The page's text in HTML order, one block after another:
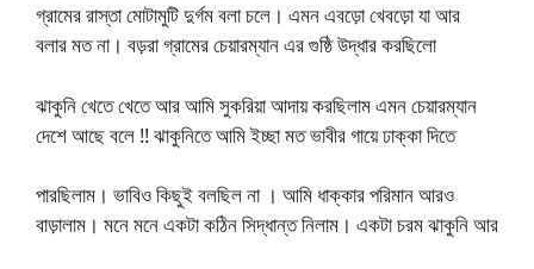
গ্রামের রাস্তা মোটামুটি দুর্গম বলা চলে। এমন এবড়ো খেবড়ো যা আর
বলার মত না। বড়রা গ্রামের চেয়ারম্যান এর গুষ্ঠি উদ্ধার করছিলো
ঝাকুনি খেতে খেতে আর আমি সুকরিয়া আদায় করছিলাম এমন চেয়ারম্যান
দেশে আছে বলে !! ঝাকুনিতে আমি ইচ্ছা মত ভাবীর গায়ে ঢাক্কা দিতে
পারছিলাম। ভাবিও কিছুই বলছিল না । আমি ধাক্কার পরিমান আরও
বাড়ালাম। মনে মনে একটা কঠিন সিদ্ধান্ত নিলাম। একটা চরম ঝাকুনি আর